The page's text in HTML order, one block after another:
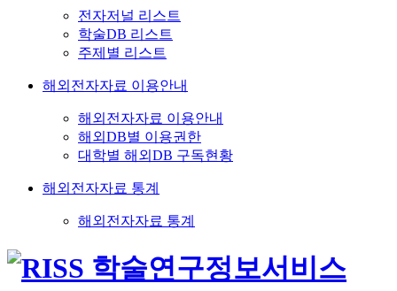
전자저널 리스트
학술DB 리스트
주제별 리스트
해외전자자료 이용안내
해외전자자료 이용안내
해외DB별 이용권한
대학별 해외DB 구독현황
해외전자자료 통계
해외전자자료 통계